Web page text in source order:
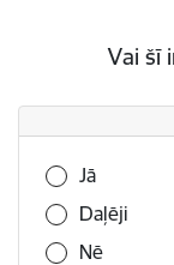
Vai šī
Vai šī
Jā
Daļēji
Nē